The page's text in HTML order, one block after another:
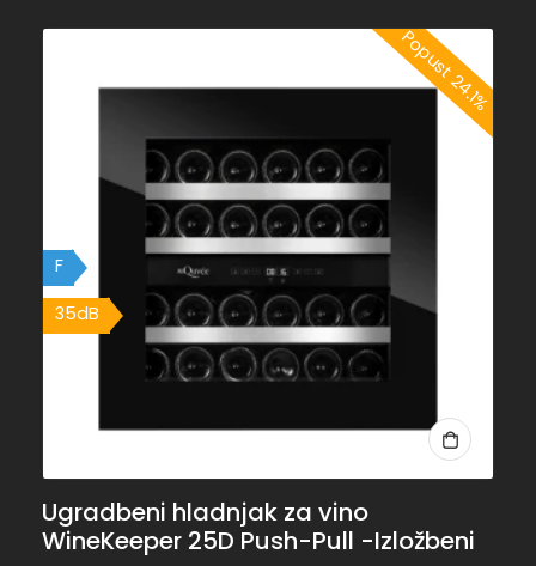
Popust 24.1%
F
35dB
Ugradbeni hladnjak za vino
WineKeeper 25D Push-Pull -Izložbeni